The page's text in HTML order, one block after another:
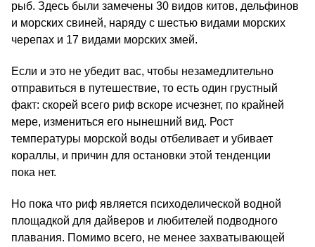
рыб. Здесь были замечены 30 видов китов, дельфинов
и морских свиней, наряду с шестью видами морских
черепах и 17 видами морских змей.
Если и это не убедит вас, чтобы незамедлительно
отправиться в путешествие, то есть один грустный
факт: скорей всего риф вскоре исчезнет, по крайней
мере, измениться его нынешний вид. Рост
температуры морской воды отбеливает и убивает
кораллы, и причин для остановки этой тенденции
пока нет.
Но пока что риф является психоделической водной
площадкой для дайверов и любителей подводного
плавания. Помимо всего, не менее захватывающей